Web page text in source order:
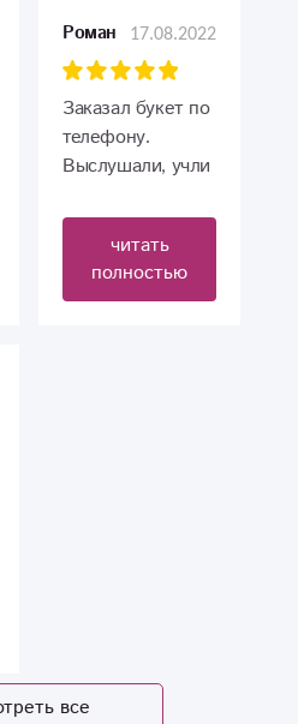
Роман 17.08.2022
Заказал букет по
телефону.
Выслушали, учли
Собрали и
доставили очень
быстро!!! Букет
шикарный, цена
читать
полностью
все